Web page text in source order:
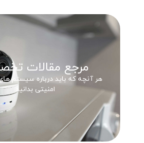
مرجع مقالات
هر آنچه که باید درباره سیستم
امنیتی بدانید